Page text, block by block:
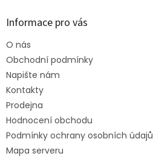
Informace pro vás
O nás
Obchodní podmínky
Napište nám
Kontakty
Prodejna
Hodnocení obchodu
Podmínky ochrany osobních údajů
Mapa serveru